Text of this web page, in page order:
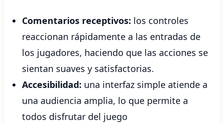
Comentarios receptivos: los controles
reaccionan rápidamente a las entradas de
los jugadores, haciendo que las acciones se
sientan suaves y satisfactorias.
Accesibilidad: una interfaz simple atiende a
una audiencia amplia, lo que permite a
todos disfrutar del juego